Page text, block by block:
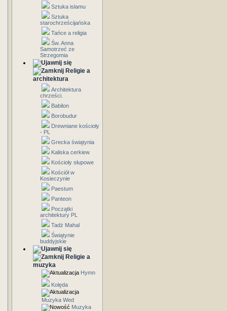
Sztuka islamu
Sztuka
starochrześcijańska
Tańce a religia
Św. Anna
Samotrzeć ze
Strzegomia
Religie a
architektura
Architektura
chrześci.
Babilon
Borobudur
Drewniane kościoły
- PL
Grecka świątynia
Kaliska cerkiew
Kościoły słupowe
Kościół w
Kosieczynie
Paestum
Panteon
Początki
architektury PL
Tadż Mahal
Świątynie
buddyjskie
Religie a
muzyka
Hymn
Kolęda
Muzyka Wed
Muzyka